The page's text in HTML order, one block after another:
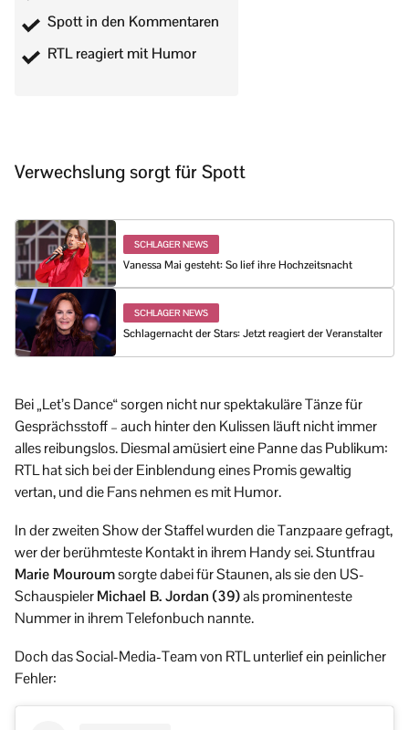
Spott in den Kommentaren
RTL reagiert mit Humor
Verwechslung sorgt für Spott
SCHLAGER NEWS
Vanessa Mai gesteht: So lief ihre Hochzeitsnacht
SCHLAGER NEWS
Schlagernacht der Stars: Jetzt reagiert der Veranstalter
Bei „Let’s Dance“ sorgen nicht nur spektakuläre Tänze für
Gesprächsstoff – auch hinter den Kulissen läuft nicht immer
alles reibungslos. Diesmal amüsiert eine Panne das Publikum:
RTL hat sich bei der Einblendung eines Promis gewaltig
vertan, und die Fans nehmen es mit Humor.
In der zweiten Show der Staffel wurden die Tanzpaare gefragt,
wer der berühmteste Kontakt in ihrem Handy sei. Stuntfrau
Marie Mouroumsorgte dabei für Staunen, als sie den US-
SchauspielerMichael B. Jordan (39)als prominenteste
Nummer in ihrem Telefonbuch nannte.
Doch das Social-Media-Team von RTL unterlief ein peinlicher
Fehler: